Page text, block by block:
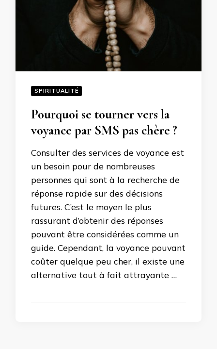
SPIRITUALITÉ
Pourquoi se tourner vers la
voyance par SMS pas chère ?
Consulter des services de voyance est
un besoin pour de nombreuses
personnes qui sont à la recherche de
réponse rapide sur des décisions
futures. C’est le moyen le plus
rassurant d’obtenir des réponses
pouvant être considérées comme un
guide. Cependant, la voyance pouvant
coûter quelque peu cher, il existe une
alternative tout à fait attrayante …